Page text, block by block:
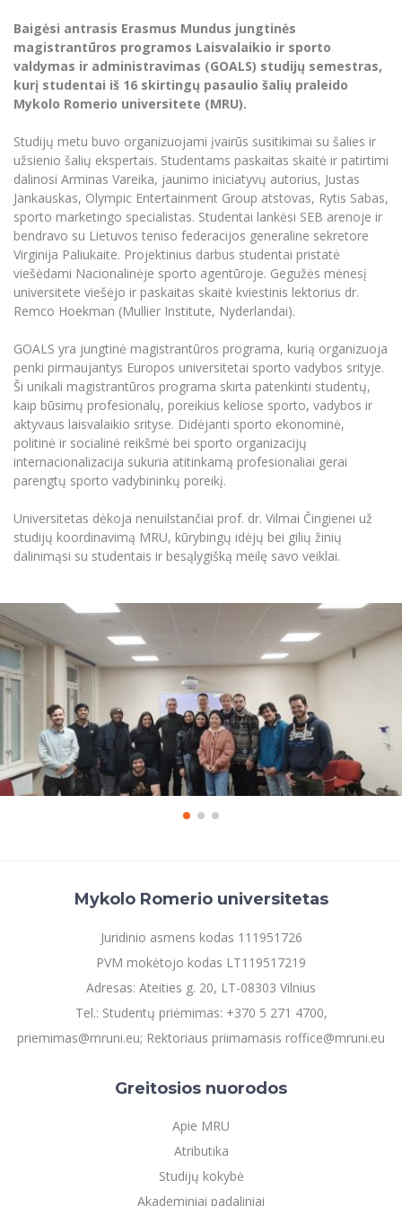
MRU pop vokalinis ansamblis (vadovas Artūras
Novikas)
MRU merginų choras
kompetencijų vertinimas ir pripažinimas
Studijų organizavimas
Kitos galimybės
Azijos centras
Vilniaus Karaliaus Sedžiongo institutas
Mokslo laboratorijos
Žmogaus, aplinkos ir technologijų (HET)
Doktorantūra
Projektai
Akademinė leidyba
Mokymų LAB
Mokslo naujienos
Kasmetiniai mokslo renginiai
Veiklos dokumentai
Akademinė etika
Darbas MRU
Universiteto simbolika
Atributika
Naujienos
Tarptautiškumas
Studentams
Darbuotojams
Partnerystės
Azijos centras
Vilniaus Karaliaus Sedžiongo institutas
Darbuotojams
Partnerystės
Azijos centras
Vilniaus Karaliaus Sedžiongo institutas
Frankofoniškų šalių studijų centras
Darnus vystymasis
Negalia ir individualieji poreikiai
Viešai skelbiama informacija
Parama Ukrainai
Civilinė sauga
Korupcijos prevencija
Sūduvos akademija
Bakalauro studijos
Magistrantūros studijos
Vadovų MBA
Teisės LL.M.
Papildomosios studijos
Pedagogų rengimas
Doktorantūros studijos
Profesinės bakalauro studijos
Personalo valdymo centras
Privačių interesų deklaravimas
Informacija naujiems darbuotojams
Studijų Moodle (studijų vykdymui)
Darbuotojų Moodle (kompetencijų tobulinimui)
Studijų tvarkaraštis
Informacinė sistema "Studijos"
Darbuotojų elektroninis paštas
Daugiafaktorinė autentifikacija universiteto
darbuotojams (MFA)
Bendruomenės gerovė
Darbuotojų kvalifikacijos kėlimas
Intranetas
eDVS
Microsoft Office 365
MRU mobilios programėlės
Pagalbos sistema
Profesinė sąjunga
Kontaktų paieška
Baigėsi antrasis Erasmus Mundus jungtinės
magistrantūros programos Laisvalaikio ir sporto
valdymas ir administravimas (GOALS) studijų semestras,
kurį studentai iš 16 skirtingų pasaulio šalių praleido
Mykolo Romerio universitete (MRU).
Studijų metu buvo organizuojami įvairūs susitikimai su šalies ir
užsienio šalių ekspertais. Studentams paskaitas skaitė ir patirtimi
dalinosi Arminas Vareika, jaunimo iniciatyvų autorius, Justas
Jankauskas, Olympic Entertainment Group atstovas, Rytis Sabas,
sporto marketingo specialistas. Studentai lankėsi SEB arenoje ir
bendravo su Lietuvos teniso federacijos generaline sekretore
Virginija Paliukaite. Projektinius darbus studentai pristatė
viešėdami Nacionalinėje sporto agentūroje. Gegužės mėnesį
universitete viešėjo ir paskaitas skaitė kviestinis lektorius dr.
Remco Hoekman (Mullier Institute, Nyderlandai).
GOALS yra jungtinė magistrantūros programa, kurią organizuoja
penki pirmaujantys Europos universitetai sporto vadybos srityje.
Ši unikali magistrantūros programa skirta patenkinti studentų,
kaip būsimų profesionalų, poreikius keliose sporto, vadybos ir
aktyvaus laisvalaikio srityse. Didėjanti sporto ekonominė,
politinė ir socialinė reikšmė bei sporto organizacijų
internacionalizacija sukuria atitinkamą profesionaliai gerai
parengtų sporto vadybininkų poreikį.
Universitetas dėkoja nenuilstančiai prof. dr. Vilmai Čingienei už
studijų koordinavimą MRU, kūrybingų idėjų bei gilių žinių
dalinimąsi su studentais ir besąlygišką meilę savo veiklai.
Mykolo Romerio universitetas
Juridinio asmens kodas 111951726
PVM mokėtojo kodas LT119517219
Adresas: Ateities g. 20, LT-08303 Vilnius
Tel.: Studentų priėmimas: +370 5 271 4700,
priemimas@mruni.eu; Rektoriaus priimamasis roffice@mruni.eu
Greitosios nuorodos
Apie MRU
Atributika
Studijų kokybė
Akademiniai padaliniai